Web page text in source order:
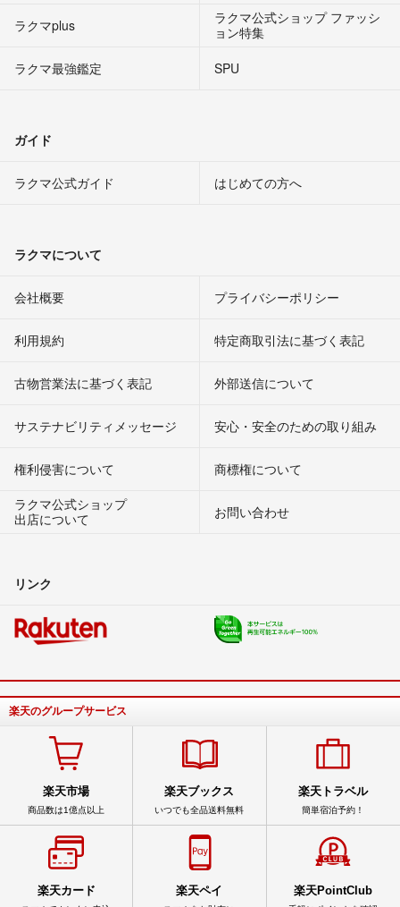
先日は検討していただき感謝いたします。今回は費用の捻出ができそ
うもないため一旦購入を諦めることと致しました。色々とありがとう
るなちちゃん- 5ヶ月前
るなちちゃん- 5ヶ月前
ご確認ありがとうございます。
す◎
出品者 🌽- 5ヶ月前
ご検討ありがとうございました。検討させて下さい。ちなみにマグカ
あらためてよろしくお願いいたします。
るなちちゃん- 5ヶ月前
送料の兼ね合いで、6300円でいかがでしょうか？
ご確認のほどよろしくお願いします。
出品者 🌽- 5ヶ月前
か？ご検討よろしくお願いいたします。
るなちちゃん
ラクマplus
ラクマ公式ショップ ファッシ
ョン特集
ラクマ最強鑑定
SPU
ガイド
ラクマ公式ガイド はじめての方へ
ラクマについて
会社概要 プライバシーポリシー
利用規約 特定商取引法に基づく表記
古物営業法に基づく表記 外部送信について
サステナビリティメッセージ 安心・安全のための取り組み
権利侵害について
商標権について
ラクマ公式ショップ
出店について
お問い合わせ
リンク
楽天のグループサービス
楽天市場
商品数は1億点以上
楽天ブックス
いつでも全品送料無料
楽天トラベル
簡単宿泊予約！
楽天カード 楽天ペイ 楽天PointClub